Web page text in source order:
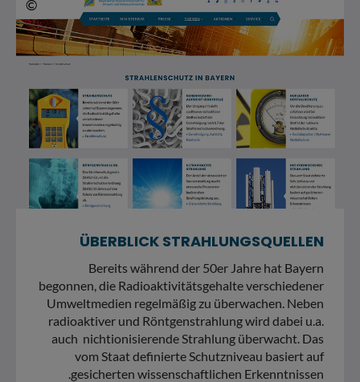
©
ÜBERBLICK STRAHLUNGSQUELLEN
Bereits während der 50er Jahre hat Bayern
begonnen, die Radioaktivitätsgehalte verschiedener
Umweltmedien regelmäßig zu überwachen. Neben
radioaktiver und Röntgenstrahlung wird dabei u.a.
auch nichtionisierende Strahlung überwacht. Das
vom Staat definierte Schutzniveau basiert auf
gesicherten wissenschaftlichen Erkenntnissen.